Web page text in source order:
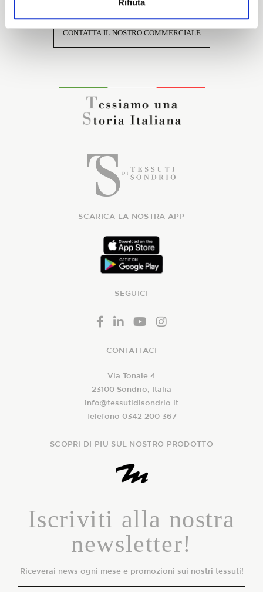
Rifiuta
CONTATTA IL NOSTRO COMMERCIALE
SCARICA LA NOSTRA APP
SEGUICI
CONTATTACI
Via Tonale 4
23100 Sondrio, Italia
info@tessutidisondrio.it
Telefono 0342 200 367
SCOPRI DI PIU SUL NOSTRO PRODOTTO
Iscriviti alla nostra
newsletter!
Riceverai news ogni mese e promozioni sui nostri tessuti!